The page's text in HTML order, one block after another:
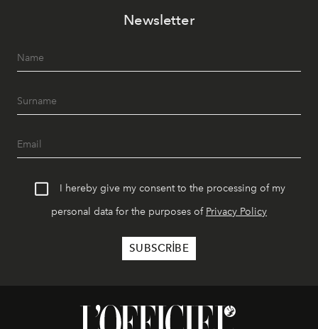
geceye taşıyarak her hafta farklı bir deneyim sunuyor.
Newsletter
I hereby give my consent to the processing of my
personal data for the purposes of Privacy Policy